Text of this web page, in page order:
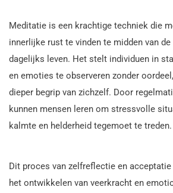
Meditatie is een krachtige techniek die
innerlijke rust te vinden te midden van
dagelijks leven. Het stelt individuen in
en emoties te observeren zonder
dieper begrip van zichzelf. Door
kunnen mensen leren om stressvolle
kalmte en helderheid tegemoet te treden.
Dit proces van zelfreflectie en
het ontwikkelen van veerkracht en